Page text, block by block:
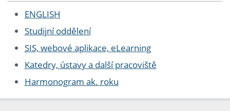
ENGLISH
Studijní oddělení
SIS, webové aplikace, eLearning
Katedry, ústavy a další pracoviště
Harmonogram ak. roku